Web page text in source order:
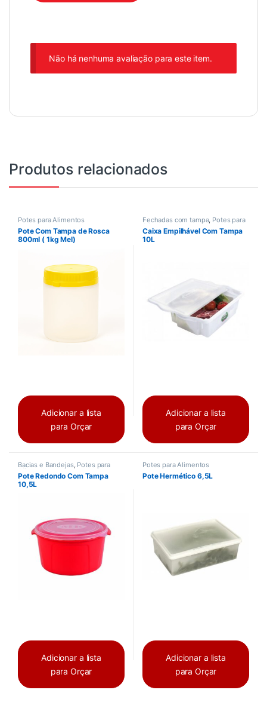
Não há nenhuma avaliação para este item.
Produtos relacionados
Potes para Alimentos
Pote Com Tampa de Rosca
800ml ( 1kg Mel)
Adicionar a lista
para Orçar
Fechadas com tampa, Potes para
Alimentos
Caixa Empilhável Com Tampa
10L
Adicionar a lista
para Orçar
Bacias e Bandejas, Potes para
Alimentos
Pote Redondo Com Tampa
10,5L
Adicionar a lista
para Orçar
Potes para Alimentos
Pote Hermético 6,5L
Adicionar a lista
para Orçar